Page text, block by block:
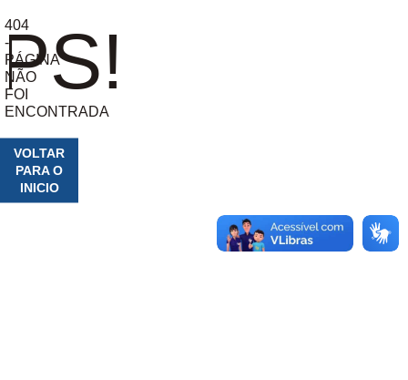
404
-
PÁGINA
NÃO
FOI
ENCONTRADA
VOLTAR
PARA O
INICIO